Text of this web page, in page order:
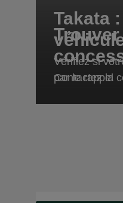
Takata
Vérifiez si
par le rappel
Trouver
Contactez la